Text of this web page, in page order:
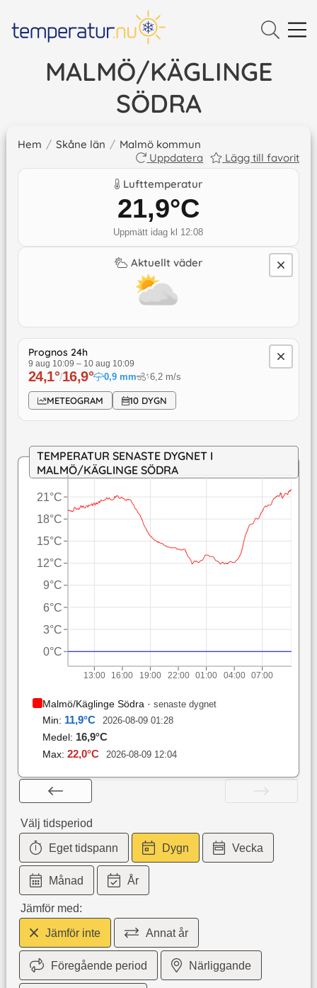
MALMÖ/KÄGLINGE
SÖDRA
Hem / Skåne län / Malmö kommun
Uppdatera
Lägg till favorit
Lufttemperatur
21,9°C
Uppmätt idag kl 12:08
Aktuellt väder
Prognos 24h
9 aug 10:09 – 10 aug 10:09
24,1°/16,9° 0,9 mm ↓6,2 m/s
METEOGRAM 10 DYGN
TEMPERATUR SENASTE DYGNET I
MALMÖ/KÄGLINGE SÖDRA
13:00 16:00 19:00 22:00 01:00 04:00 07:00
0°C
3°C
6°C
9°C
12°C
15°C
18°C
21°C
Malmö/Käglinge Södra· senaste dygnet
Min: 11,9°C 2026-08-09 01:28
Medel: 16,9°C
Max: 22,0°C 2026-08-09 12:04
Välj tidsperiod
Eget tidspann Dygn Vecka
Månad År
Jämför med:
Jämför inte Annat år
Föregående period Närliggande